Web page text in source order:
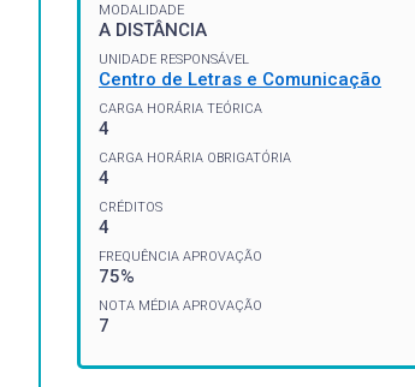
MODALIDADE
A DISTÂNCIA
UNIDADE RESPONSÁVEL
Centro de Letras e Comunicação
CARGA HORÁRIA TEÓRICA
4
CARGA HORÁRIA OBRIGATÓRIA
4
CRÉDITOS
4
FREQUÊNCIA APROVAÇÃO
75%
NOTA MÉDIA APROVAÇÃO
7